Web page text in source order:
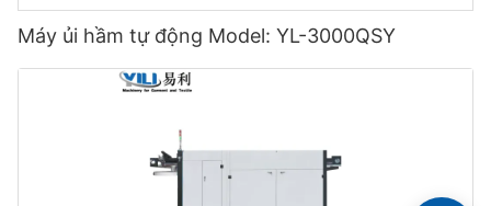
Máy ủi hầm tự động Model: YL-3000QSY